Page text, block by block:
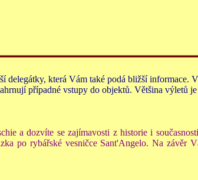
delegátky, která Vám také podá bližší informace.
případné vstupy do objektů. Většina výletů
a dozvíte se zajímavosti z historie i
po rybářské vesničce Sant'Angelo. Na závěr